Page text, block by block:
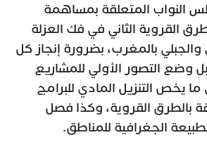
النواب المتعلقة بمساهمة
القروية الثاني في فك العزلة
بالمغرب، بضرورة إنجاز كل
وضع التصور الأولي للمشاريع
يخص التنزيل المادي للبرامج
بالطرق القروية، وكذا فصل
الجغرافية للمناطق.